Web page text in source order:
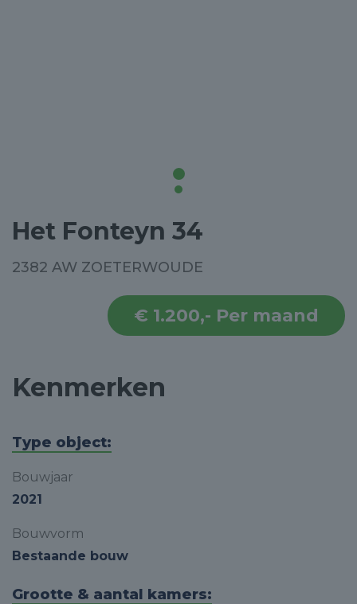
Het Fonteyn 34
2382 AW ZOETERWOUDE
€ 1.200,- Per maand
Kenmerken
Type object:
Bouwjaar
2021
Bouwvorm
Bestaande bouw
Grootte & aantal kamers: